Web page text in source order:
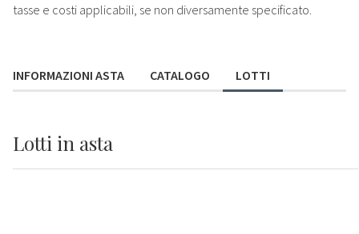
tasse e costi applicabili, se non diversamente specificato.
INFORMAZIONI ASTA CATALOGO LOTTI
Lotti in asta